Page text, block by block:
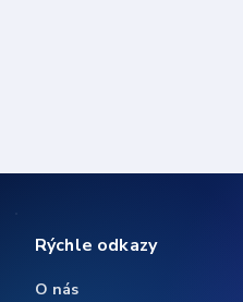
Rýchle odkazy
O nás